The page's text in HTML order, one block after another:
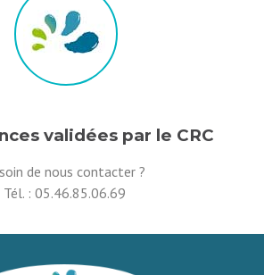
validées par le CRC
de nous contacter ?
Tél. : 05.46.85.06.69